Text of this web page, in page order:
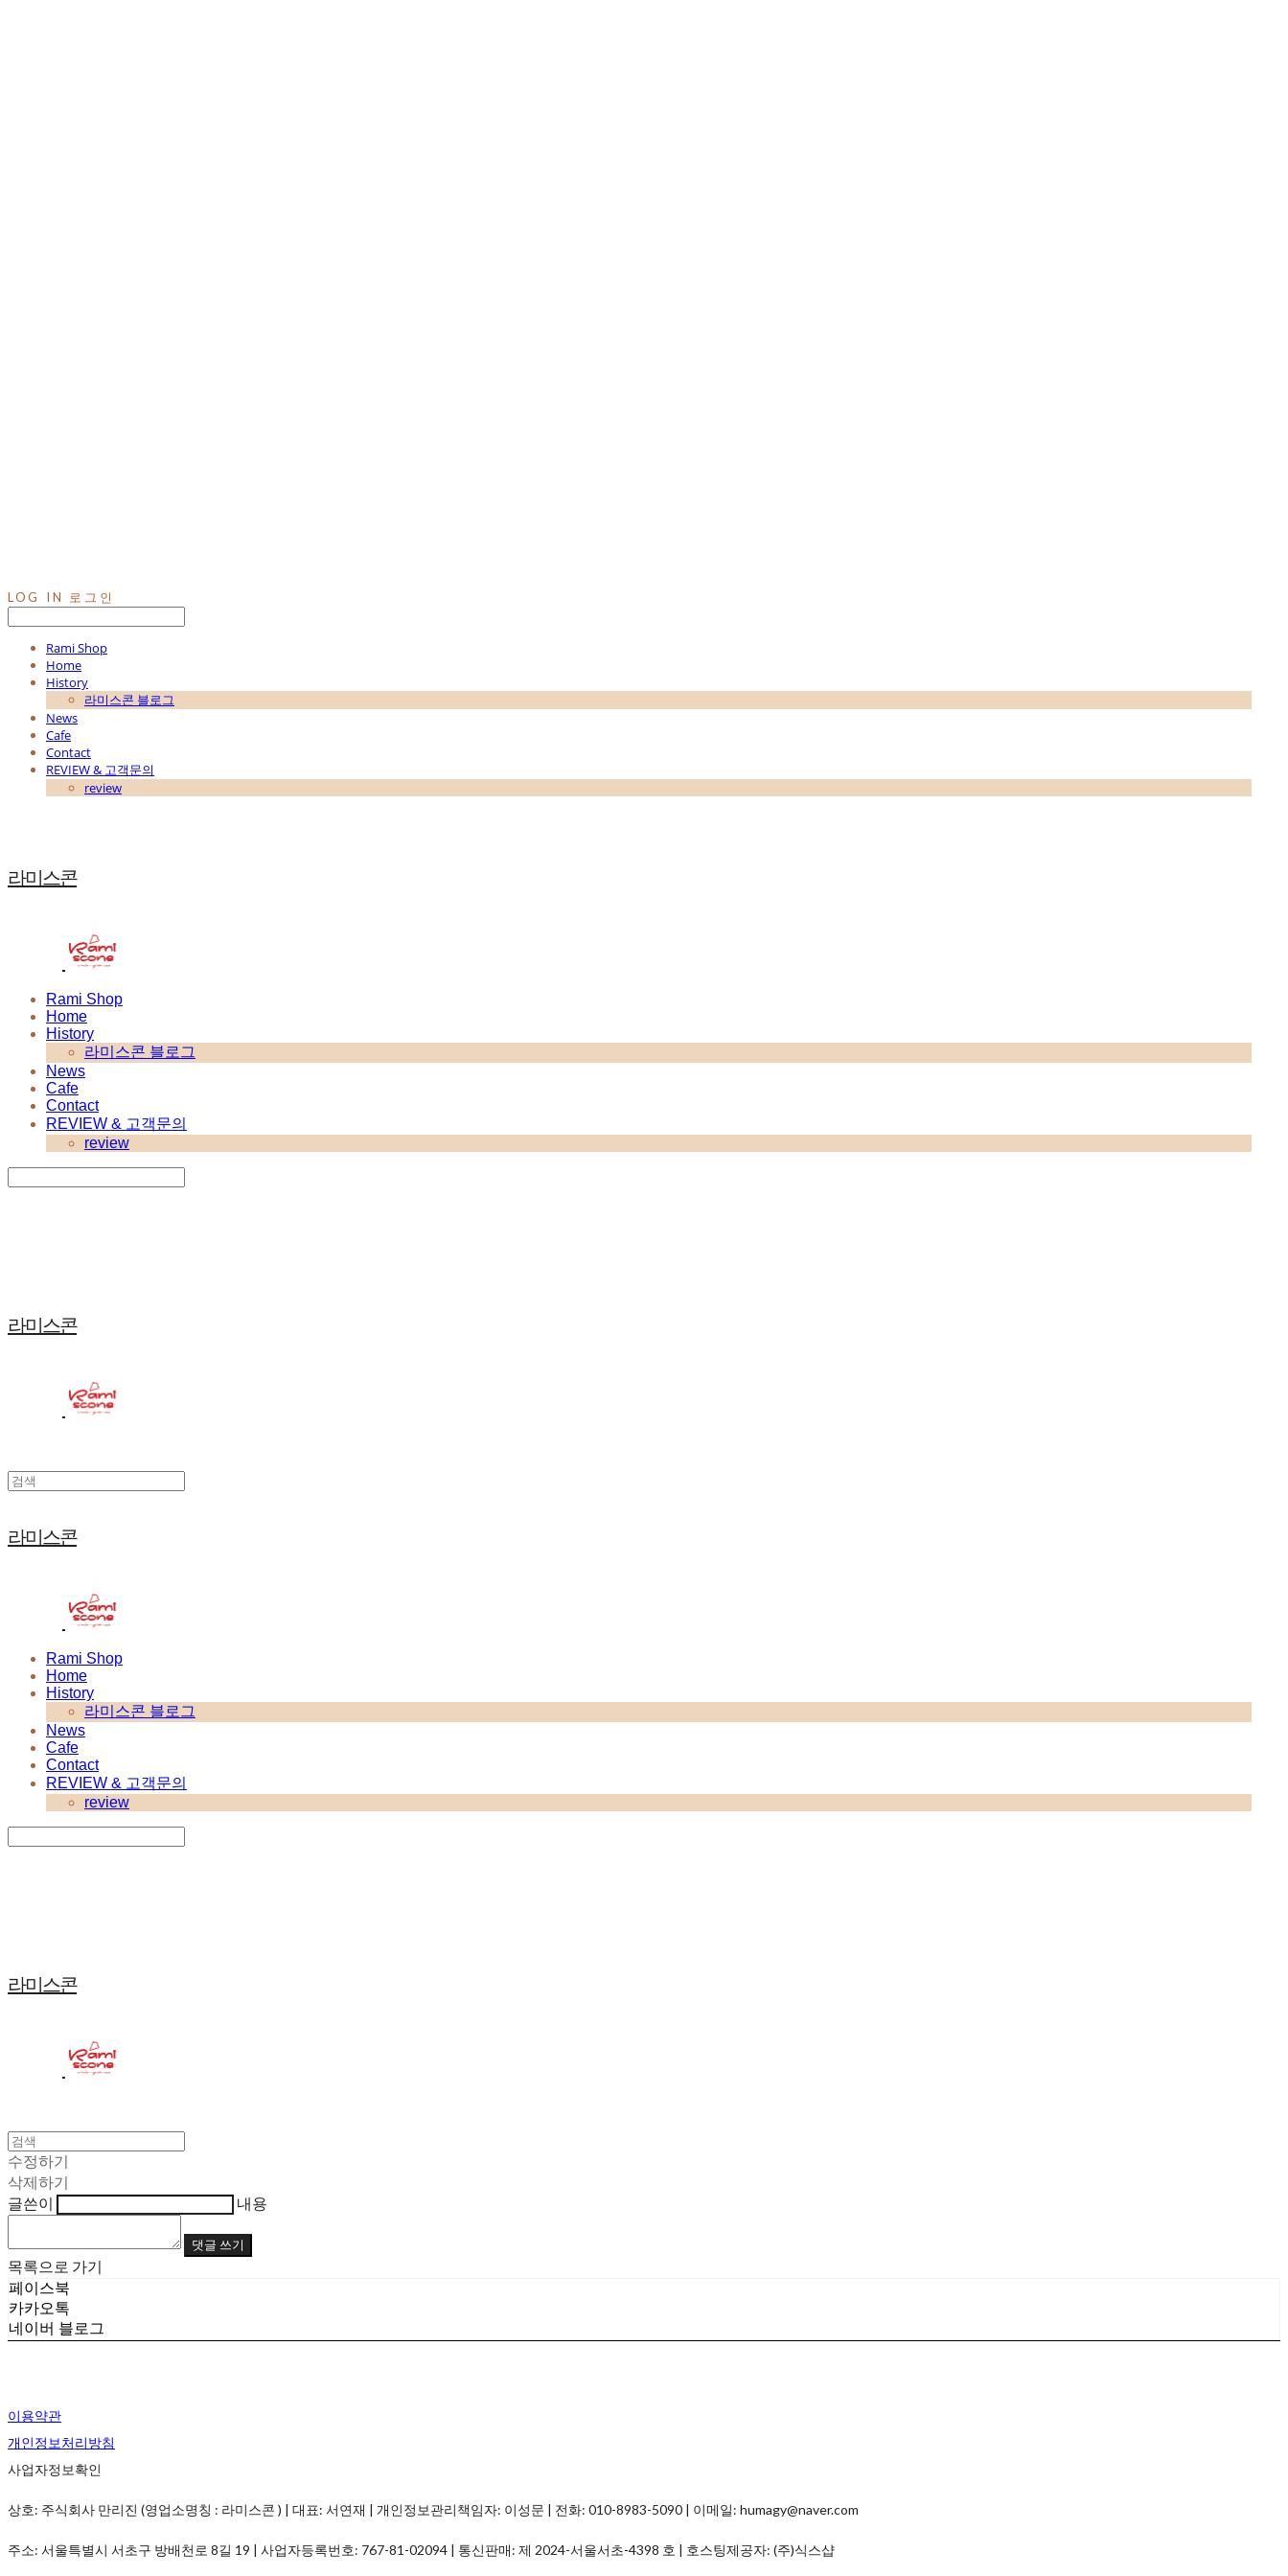
LOG IN 로그인
Rami Shop
Home
History
라미스콘 블로그
News
Cafe
Contact
REVIEW & 고객문의
review
라미스콘
Rami Shop
Home
History
라미스콘 블로그
News
Cafe
Contact
REVIEW & 고객문의
review
라미스콘
라미스콘
Rami Shop
Home
History
라미스콘 블로그
News
Cafe
Contact
REVIEW & 고객문의
review
라미스콘
수정하기
삭제하기
글쓴이
내용
댓글 쓰기
목록으로 가기
페이스북
카카오톡
네이버 블로그
이용약관
개인정보처리방침
사업자정보확인
상호: 주식회사 만리진 (영업소명칭 : 라미스콘 ) | 대표: 서연재 | 개인정보관리책임자: 이성문 | 전화: 010-8983-5090 | 이메일: humagy@naver.com
주소: 서울특별시 서초구 방배천로 8길 19 | 사업자등록번호: 767-81-02094 | 통신판매: 제 2024-서울서초-4398 호 | 호스팅제공자: (주)식스샵